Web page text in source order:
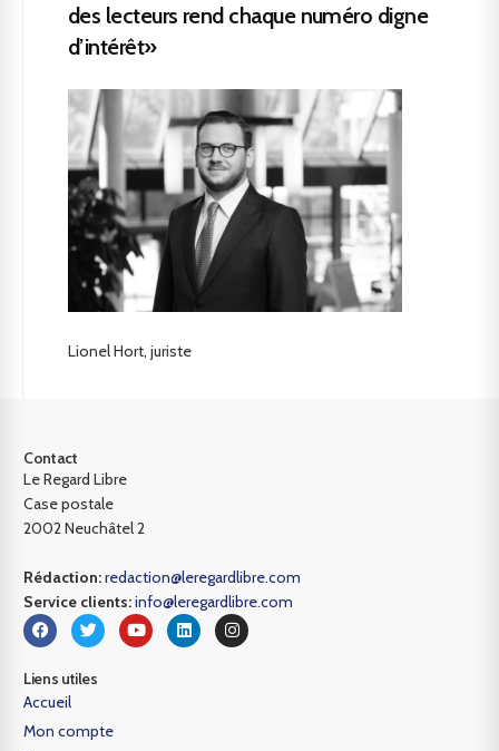
des lecteurs rend chaque numéro digne
d’intérêt»
Lionel Hort, juriste
Contact
Le Regard Libre
Case postale
2002 Neuchâtel 2
Rédaction:redaction@leregardlibre.com
Service clients:info@leregardlibre.com
Liens utiles
Accueil
Mon compte